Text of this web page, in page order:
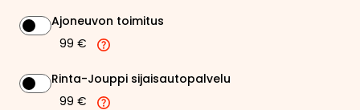
Ajoneuvon toimitus
99 €
Rinta-Jouppi sijaisautopalvelu
99 €